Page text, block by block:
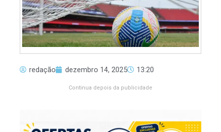
redação dezembro 14, 2025 13:20
Continua depois da publicidade